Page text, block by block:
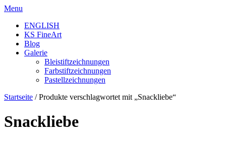
Skip
content
Menu
ENGLISH
KS FineArt
Blog
Galerie
Bleistiftzeichnungen
Farbstiftzeichnungen
Pastellzeichnungen
Startseite / Produkte verschlagwortet mit „Snackliebe“
Snackliebe